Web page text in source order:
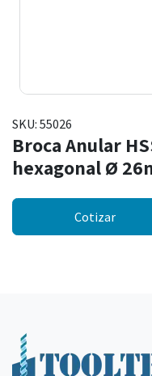
SKU: 55026
Broca Anular
hexagonal Ø
Cotizar